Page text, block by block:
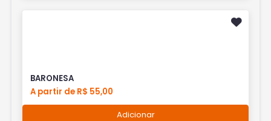
BARONESA
A partir de R$ 55,00
Adicionar